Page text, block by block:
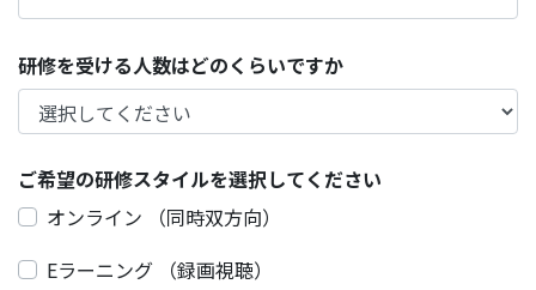
研修を受ける人数はどのくらいですか
ご希望の研修スタイルを選択してください
オンライン （同時双方向）
Eラーニング （録画視聴）